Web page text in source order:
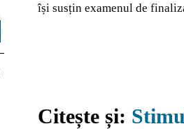
își susțin examenul de
Citește și: